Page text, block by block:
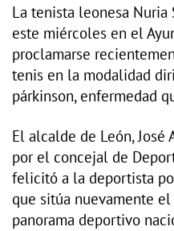
La tenista leonesa Nuria
este miércoles en el
proclamarse
tenis en la modalidad
párkinson, enfermedad
El alcalde de León, José
por el concejal de
felicitó a la deportista
que sitúa nuevamente
panorama deportivo